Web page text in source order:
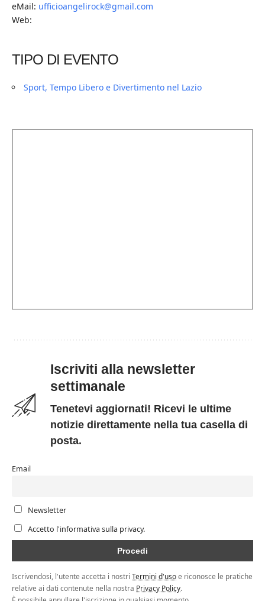
eMail: ufficioangelirock@gmail.com
Web:
TIPO DI EVENTO
Sport, Tempo Libero e Divertimento nel Lazio
Iscriviti alla newsletter
settimanale
Tenetevi aggiornati! Ricevi le ultime
notizie direttamente nella tua casella di
posta.
Email
Newsletter
Accetto l'informativa sulla privacy.
Iscrivendosi, l'utente accetta i nostri Termini d'usoe riconosce le pratiche
relative ai dati contenute nella nostra Privacy Policy.